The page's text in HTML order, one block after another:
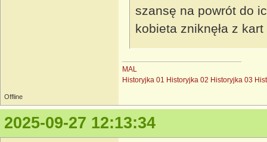
szansę na powrót do
kobieta zniknęła z
MAL
Historyjka 01 Historyjka 02 Historyjka 03
Offline
2025-09-27 12:13:34